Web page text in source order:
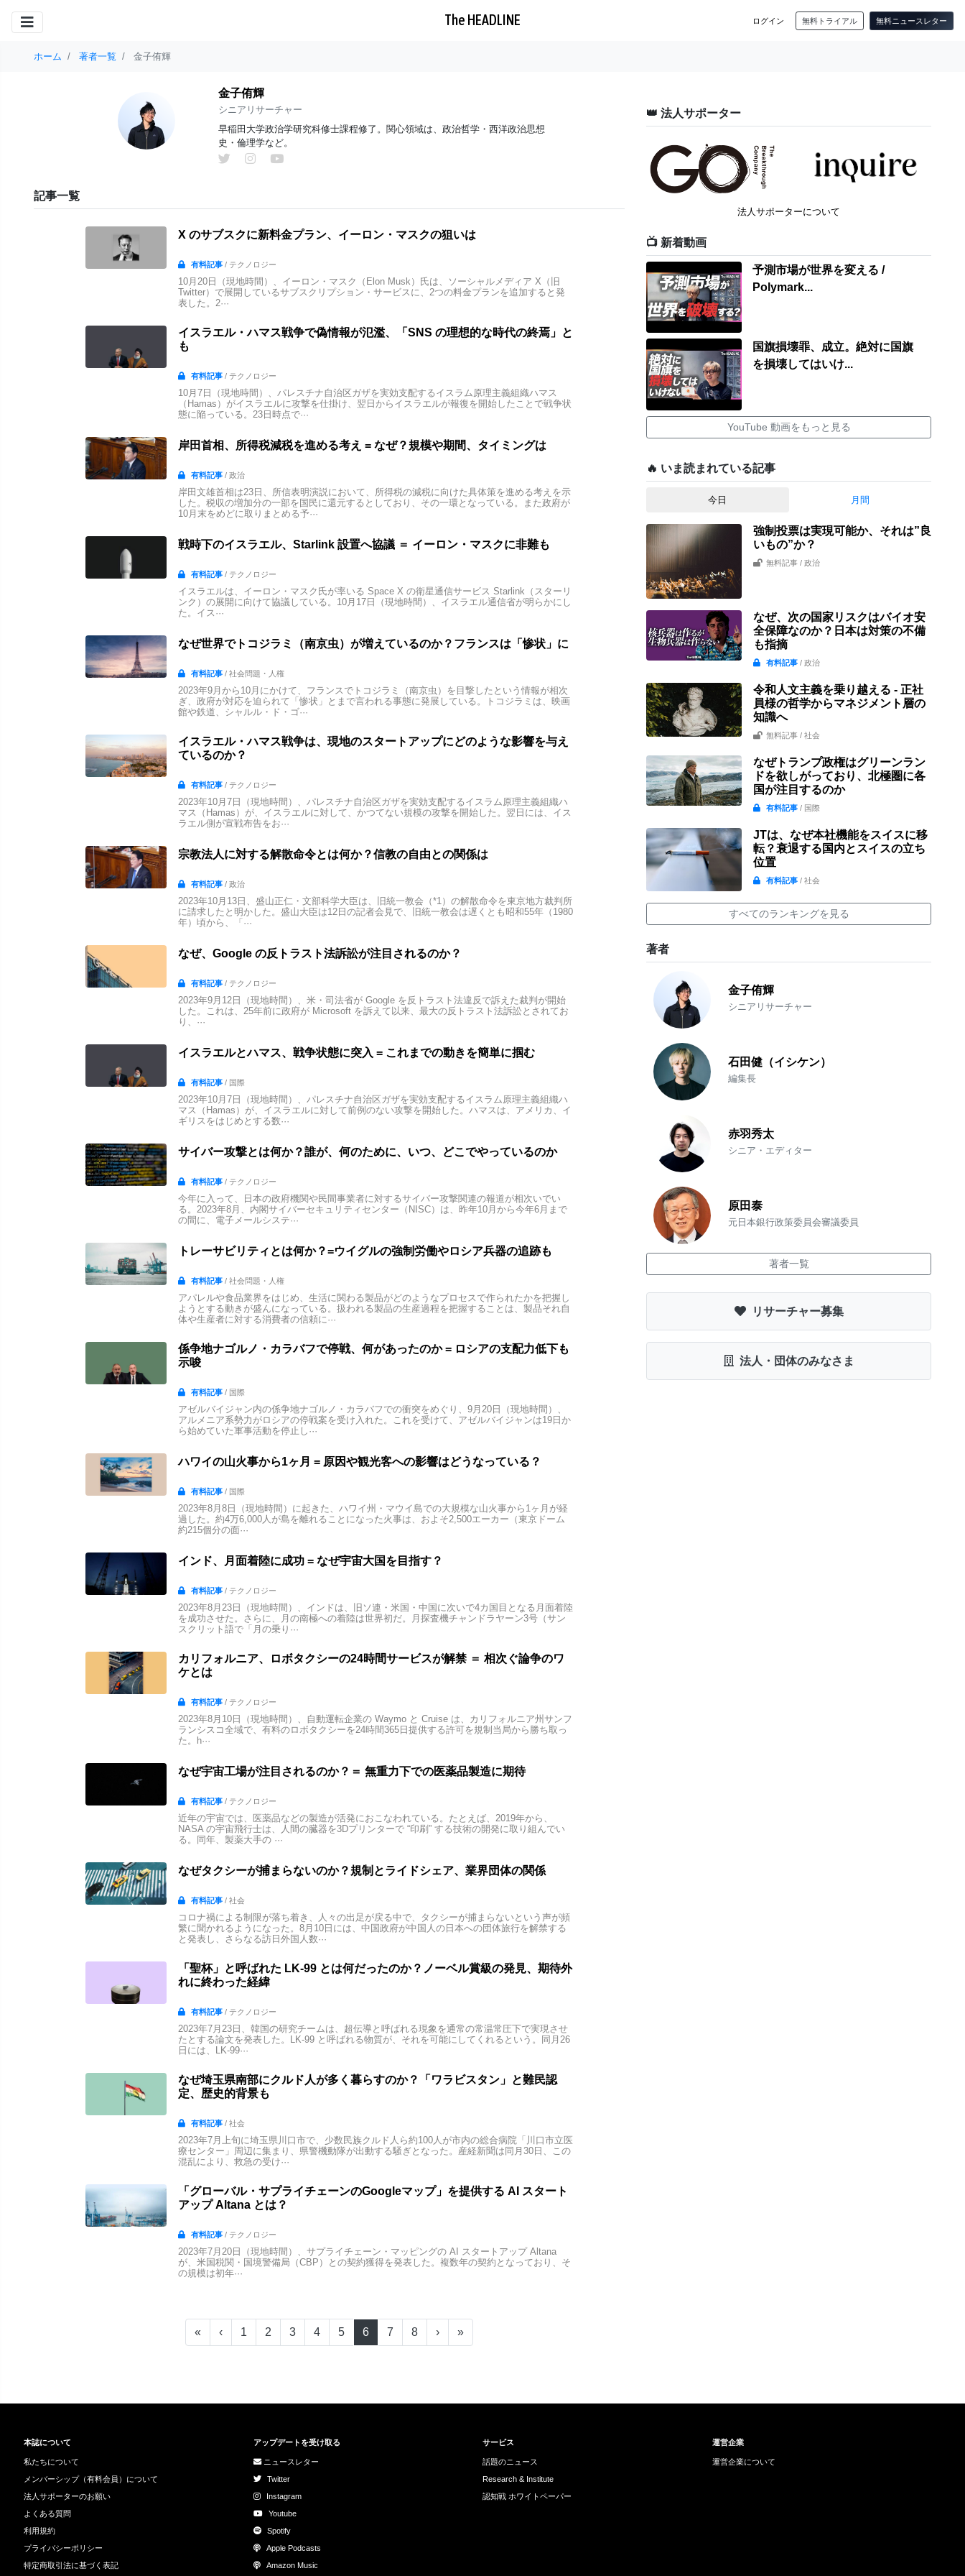
The HEADLINE ログイン 無料トライアル 無料ニュースレター
ホーム 著者一覧 金子侑輝
金子侑輝
シニアリサーチャー
早稲田大学政治学研究科修士課程修了。関心領域は、政治哲学・西洋政治思想
史・倫理学など。
記事一覧
X のサブスクに新料金プラン、イーロン・マスクの狙いは
有料記事 / テクノロジー
10月20日（現地時間）、イーロン・マスク（Elon Musk）氏は、ソーシャルメディア X（旧
Twitter）で展開しているサブスクリプション・サービスに、2つの料金プランを追加すると発
表した。2···
イスラエル・ハマス戦争で偽情報が氾濫、「SNS の理想的な時代の終焉」と
も
有料記事 / テクノロジー
10月7日（現地時間）、パレスチナ自治区ガザを実効支配するイスラム原理主義組織ハマス
（Hamas）がイスラエルに攻撃を仕掛け、翌日からイスラエルが報復を開始したことで戦争状
態に陥っている。23日時点で···
岸田首相、所得税減税を進める考え = なぜ？規模や期間、タイミングは
有料記事 / 政治
岸田文雄首相は23日、所信表明演説において、所得税の減税に向けた具体策を進める考えを示
した。税収の増加分の一部を国民に還元するとしており、その一環となっている。また政府が
10月末をめどに取りまとめる予···
戦時下のイスラエル、Starlink 設置へ協議 ＝ イーロン・マスクに非難も
有料記事 / テクノロジー
イスラエルは、イーロン・マスク氏が率いる Space X の衛星通信サービス Starlink（スターリ
ンク）の展開に向けて協議している。10月17日（現地時間）、イスラエル通信省が明らかにし
た。イス···
なぜ世界でトコジラミ（南京虫）が増えているのか？フランスは「惨状」に
有料記事 / 社会問題・人権
2023年9月から10月にかけて、フランスでトコジラミ（南京虫）を目撃したという情報が相次
ぎ、政府が対応を迫られて「惨状」とまで言われる事態に発展している。トコジラミは、映画
館や鉄道、シャルル・ド・ゴ···
イスラエル・ハマス戦争は、現地のスタートアップにどのような影響を与え
ているのか？
有料記事 / テクノロジー
2023年10月7日（現地時間）、パレスチナ自治区ガザを実効支配するイスラム原理主義組織ハ
マス（Hamas）が、イスラエルに対して、かつてない規模の攻撃を開始した。翌日には、イス
ラエル側が宣戦布告をお···
宗教法人に対する解散命令とは何か？信教の自由との関係は
有料記事 / 政治
2023年10月13日、盛山正仁・文部科学大臣は、旧統一教会（*1）の解散命令を東京地方裁判所
に請求したと明かした。盛山大臣は12日の記者会見で、旧統一教会は遅くとも昭和55年（1980
年）頃から、「···
なぜ、Google の反トラスト法訴訟が注目されるのか？
有料記事 / テクノロジー
2023年9月12日（現地時間）、米・司法省が Google を反トラスト法違反で訴えた裁判が開始
した。これは、25年前に政府が Microsoft を訴えて以来、最大の反トラスト法訴訟とされてお
り、···
イスラエルとハマス、戦争状態に突入 = これまでの動きを簡単に掴む
有料記事 / 国際
2023年10月7日（現地時間）、パレスチナ自治区ガザを実効支配するイスラム原理主義組織ハ
マス（Hamas）が、イスラエルに対して前例のない攻撃を開始した。ハマスは、アメリカ、イ
ギリスをはじめとする数···
サイバー攻撃とは何か？誰が、何のために、いつ、どこでやっているのか
有料記事 / テクノロジー
今年に入って、日本の政府機関や民間事業者に対するサイバー攻撃関連の報道が相次いでい
る。2023年8月、内閣サイバーセキュリティセンター（NISC）は、昨年10月から今年6月まで
の間に、電子メールシステ···
トレーサビリティとは何か？=ウイグルの強制労働やロシア兵器の追跡も
有料記事 / 社会問題・人権
アパレルや食品業界をはじめ、生活に関わる製品がどのようなプロセスで作られたかを把握し
ようとする動きが盛んになっている。扱われる製品の生産過程を把握することは、製品それ自
体や生産者に対する消費者の信頼に···
係争地ナゴルノ・カラバフで停戦、何があったのか = ロシアの支配力低下も
示唆
有料記事 / 国際
アゼルバイジャン内の係争地ナゴルノ・カラバフでの衝突をめぐり、9月20日（現地時間）、
アルメニア系勢力がロシアの停戦案を受け入れた。これを受けて、アゼルバイジャンは19日か
ら始めていた軍事活動を停止し···
ハワイの山火事から1ヶ月 = 原因や観光客への影響はどうなっている？
有料記事 / 国際
2023年8月8日（現地時間）に起きた、ハワイ州・マウイ島での大規模な山火事から1ヶ月が経
過した。約4万6,000人が島を離れることになった火事は、およそ2,500エーカー（東京ドーム
約215個分の面···
インド、月面着陸に成功 = なぜ宇宙大国を目指す？
有料記事 / テクノロジー
2023年8月23日（現地時間）、インドは、旧ソ連・米国・中国に次いで4カ国目となる月面着陸
を成功させた。さらに、月の南極への着陸は世界初だ。月探査機チャンドラヤーン3号（サン
スクリット語で「月の乗り···
カリフォルニア、ロボタクシーの24時間サービスが解禁 ＝ 相次ぐ論争のワ
ケとは
有料記事 / テクノロジー
2023年8月10日（現地時間）、自動運転企業の Waymo と Cruise は、カリフォルニア州サンフ
ランシスコ全域で、有料のロボタクシーを24時間365日提供する許可を規制当局から勝ち取っ
た。h···
なぜ宇宙工場が注目されるのか？＝ 無重力下での医薬品製造に期待
有料記事 / テクノロジー
近年の宇宙では、医薬品などの製造が活発におこなわれている。たとえば、2019年から、
NASA の宇宙飛行士は、人間の臓器を3Dプリンターで “印刷” する技術の開発に取り組んでい
る。同年、製薬大手の ···
なぜタクシーが捕まらないのか？規制とライドシェア、業界団体の関係
有料記事 / 社会
コロナ禍による制限が落ち着き、人々の出足が戻る中で、タクシーが捕まらないという声が頻
繁に聞かれるようになった。8月10日には、中国政府が中国人の日本への団体旅行を解禁する
と発表し、さらなる訪日外国人数···
「聖杯」と呼ばれた LK-99 とは何だったのか？ノーベル賞級の発見、期待外
れに終わった経緯
有料記事 / テクノロジー
2023年7月23日、韓国の研究チームは、超伝導と呼ばれる現象を通常の常温常圧下で実現させ
たとする論文を発表した。LK-99 と呼ばれる物質が、それを可能にしてくれるという。同月26
日には、LK-99···
なぜ埼玉県南部にクルド人が多く暮らすのか？「ワラビスタン」と難民認
定、歴史的背景も
有料記事 / 社会
2023年7月上旬に埼玉県川口市で、少数民族クルド人ら約100人が市内の総合病院「川口市立医
療センター」周辺に集まり、県警機動隊が出動する騒ぎとなった。産経新聞は同月30日、この
混乱により、救急の受け···
「グローバル・サプライチェーンのGoogleマップ」を提供する AI スタート
アップ Altana とは？
有料記事 / テクノロジー
2023年7月20日（現地時間）、サプライチェーン・マッピングの AI スタートアップ Altana
が、米国税関・国境警備局（CBP）との契約獲得を発表した。複数年の契約となっており、そ
の規模は初年···
« ‹ 1 2 3 4 5 6 7 8 › »
👑 法人サポーター
法人サポーターについて
📺 新着動画
予測市場が世界を変える /
Polymark...
国旗損壊罪、成立。絶対に国旗
を損壊してはいけ...
YouTube 動画をもっと見る
🔥 いま読まれている記事
今日 月間
強制投票は実現可能か、それは”良
いもの”か？
無料記事 / 政治
なぜ、次の国家リスクはバイオ安
全保障なのか？日本は対策の不備
も指摘
有料記事 / 政治
令和人文主義を乗り越える - 正社
員様の哲学からマネジメント層の
知識へ
無料記事 / 社会
なぜトランプ政権はグリーンラン
ドを欲しがっており、北極圏に各
国が注目するのか
有料記事 / 国際
JTは、なぜ本社機能をスイスに移
転？衰退する国内とスイスの立ち
位置
有料記事 / 社会
すべてのランキングを見る
著者
金子侑輝
シニアリサーチャー
石田健（イシケン）
編集長
赤羽秀太
シニア・エディター
原田泰
元日本銀行政策委員会審議委員
著者一覧
リサーチャー募集
法人・団体のみなさま
本誌について
私たちについて
メンバーシップ（有料会員）について
法人サポーターのお願い
よくある質問
利用規約
プライバシーポリシー
特定商取引法に基づく表記
アップデートを受け取る
ニュースレター
Twitter
Instagram
Youtube
Spotify
Apple Podcasts
Amazon Music
サービス
話題のニュース
Research & Institute
認知戦 ホワイトペーパー
運営企業
運営企業について